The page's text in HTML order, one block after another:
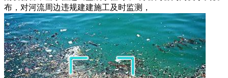
布，对河流周边违规建建施工及时监测，